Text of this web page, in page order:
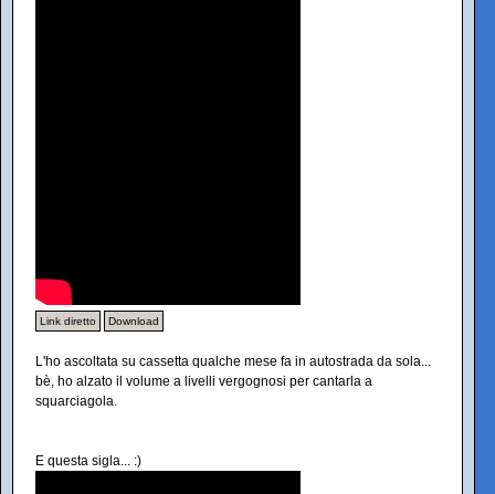
Link diretto Download
L'ho ascoltata su cassetta qualche mese fa in autostrada da sola...
bè, ho alzato il volume a livelli vergognosi per cantarla a
squarciagola.
E questa sigla... :)